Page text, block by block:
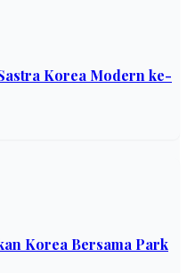
Korea Modern ke-
Korea Bersama Park